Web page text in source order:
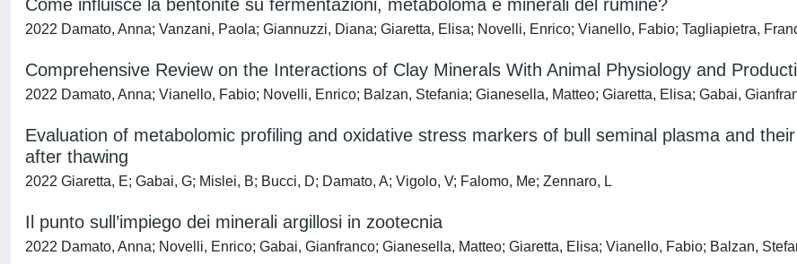
Come influisce la bentonite su fermentazioni, metaboloma e minerali del rumine?
2022 Damato, Anna; Vanzani, Paola; Giannuzzi, Diana; Giaretta, Elisa; Novelli, Enrico; Vianello, Fabio; Tagliapietra,
Comprehensive Review on the Interactions of Clay Minerals With Animal Physiology and
2022 Damato, Anna; Vianello, Fabio; Novelli, Enrico; Balzan, Stefania; Gianesella, Matteo; Giaretta, Elisa; Gabai,
Evaluation of metabolomic profiling and oxidative stress markers of bull seminal plasma and
after thawing
2022 Giaretta, E; Gabai, G; Mislei, B; Bucci, D; Damato, A; Vigolo, V; Falomo, Me; Zennaro, L
Il punto sull’impiego dei minerali argillosi in zootecnia
2022 Damato, Anna; Novelli, Enrico; Gabai, Gianfranco; Gianesella, Matteo; Giaretta, Elisa; Vianello, Fabio; Balzan,